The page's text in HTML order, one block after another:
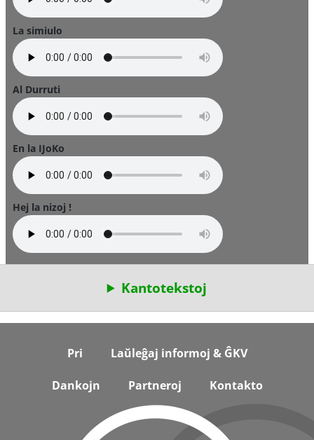
La simiulo
Al Durruti
En la IJoKo
Hej la nizoj !
Kantotekstoj
Pri Laŭleĝaj informoj & ĜKV
Dankojn Partneroj Kontakto